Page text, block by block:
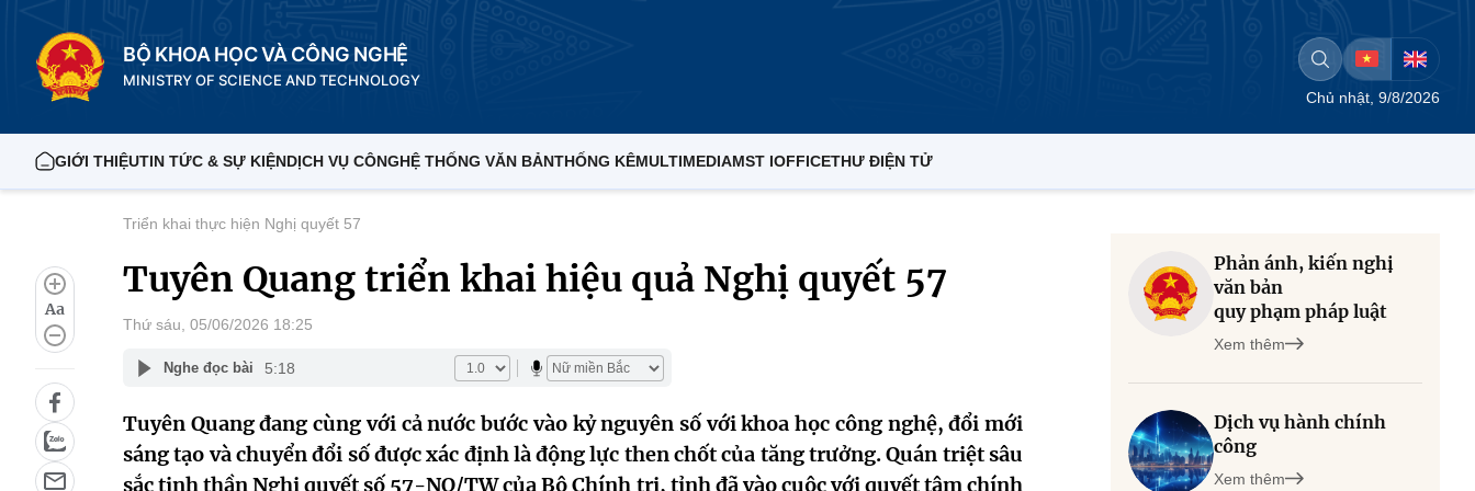
BỘ KHOA HỌC VÀ CÔNG NGHỆ
MINISTRY OF SCIENCE AND TECHNOLOGY
Chủ nhật, 9/8/2026
GIỚI THIỆUTIN TỨC & SỰ KIỆNDỊCH VỤ CÔNGHỆ THỐNG VĂN BẢNTHỐNG KÊMULTIMEDIAMST IOFFICETHƯ ĐIỆN TỬ
Aa
Triển khai thực hiện Nghị quyết 57
Tuyên Quang triển khai hiệu quả Nghị quyết 57
Thứ sáu, 05/06/2026 18:25
Nghe đọc bài 5:18
Tuyên Quang đang cùng với cả nước bước vào kỷ nguyên số với khoa học công nghệ, đổi mới
sáng tạo và chuyển đổi số được xác định là động lực then chốt của tăng trưởng. Quán triệt sâu
sắc tinh thần Nghị quyết số 57-NQ/TW của Bộ Chính trị, tỉnh đã vào cuộc với quyết tâm chính
Phản ánh, kiến nghị
văn bản
quy phạm pháp luật
Xem thêm
Dịch vụ hành chính
công
Xem thêm